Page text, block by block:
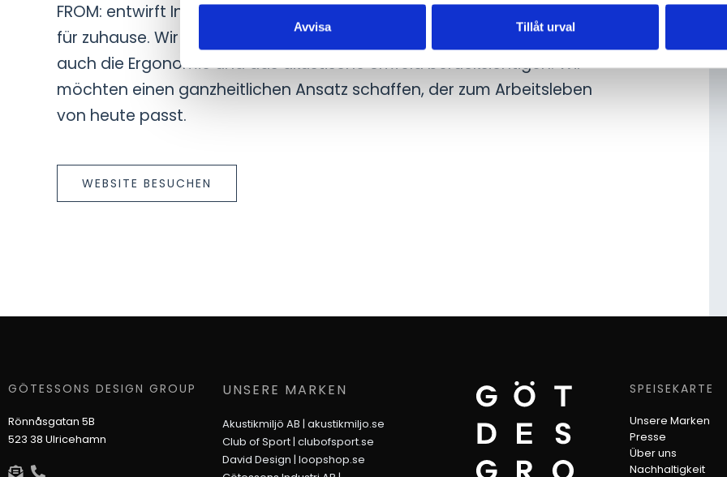
Avvisa Tillåt urval
FROM: entwirft Inneneinrichtung fürs Homeoffice und nicht Büromöbel
für zuhause. Wir möchten Ihr Zuhause attraktiver machen und dafür
auch die Ergonomie und das akustische Umfeld berücksichtigen. Wir
möchten einen ganzheitlichen Ansatz schaffen, der zum Arbeitsleben
von heute passt.
WEBSITE BESUCHEN
GÖTESSONS DESIGN GROUP
Rönnåsgatan 5B
523 38 Ulricehamn
UNSERE MARKEN
Akustikmiljö AB | akustikmiljo.se
Club of Sport | clubofsport.se
David Design | loopshop.se
SPEISEKARTE
Unsere Marken
Presse
Über uns
Nachhaltigkeit